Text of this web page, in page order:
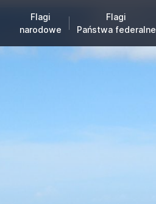
Flagi
narodowe
Flagi
Państwa federalne